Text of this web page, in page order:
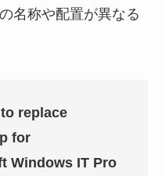
名称や配置が異なる
replace
for
Windows IT Pro